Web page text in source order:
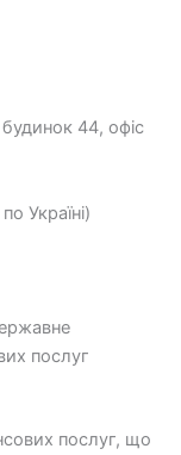
44, офіс
Україні)
послуг
послуг, що